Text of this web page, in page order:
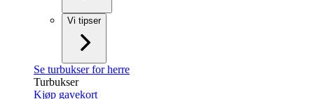
Vi tipser
Se turbukser for herre
Turbukser
Kjøp gavekort